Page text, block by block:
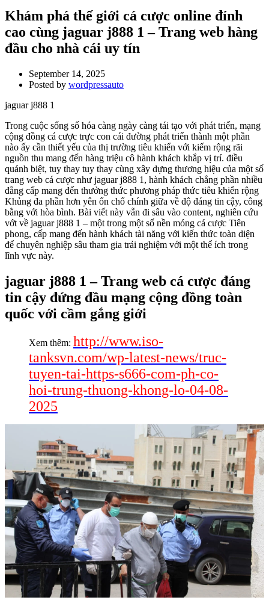
Khám phá thế giới cá cược online đỉnh
cao cùng jaguar j888 1 – Trang web hàng
đầu cho nhà cái uy tín
September 14, 2025
Posted by wordpressauto
jaguar j888 1
Trong cuộc sống số hóa càng ngày càng tái tạo với phát triển, mạng
cộng đồng cá cược trực con cái đường phát triển thành một phần
nào ấy cần thiết yếu của thị trường tiêu khiển với kiếm rộng rãi
nguồn thu mang đến hàng triệu cô hành khách khắp vị trí. điều
quánh biệt, tuy thay tuy thay cùng xây dựng thương hiệu của một số
trang web cá cược như jaguar j888 1, hành khách chẳng phần nhiều
đẳng cấp mang đến thưởng thức phương pháp thức tiêu khiển rộng
Khủng đa phần hơn yên ổn chổ chính giữa về độ đáng tin cậy, công
bằng với hòa bình. Bài viết này vẫn đi sâu vào content, nghiên cứu
vớt về jaguar j888 1 – một trong một số nền móng cá cược Tiên
phong, cấp mang đến hành khách tài năng với kiến thức toàn diện
để chuyên nghiệp sâu tham gia trải nghiệm với một thể ích trong
lĩnh vực này.
jaguar j888 1 – Trang web cá cược đáng
tin cậy đứng đầu mạng cộng đồng toàn
quốc với cầm gắng giới
Xem thêm: http://www.iso-
tanksvn.com/wp-latest-news/truc-
tuyen-tai-https-s666-com-ph-co-
hoi-trung-thuong-khong-lo-04-08-
2025